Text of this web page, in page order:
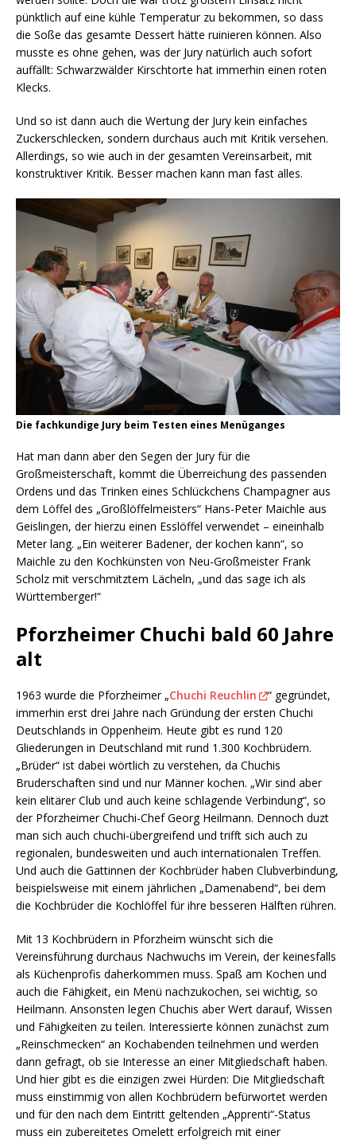
pünktlich auf eine kühle Temperatur zu bekommen, so dass
die Soße das gesamte Dessert hätte ruinieren können. Also
musste es ohne gehen, was der Jury natürlich auch sofort
auffällt: Schwarzwälder Kirschtorte hat immerhin einen roten
Klecks.
Und so ist dann auch die Wertung der Jury kein einfaches
Zuckerschlecken, sondern durchaus auch mit Kritik versehen.
Allerdings, so wie auch in der gesamten Vereinsarbeit, mit
konstruktiver Kritik. Besser machen kann man fast alles.
Die fachkundige Jury beim Testen eines Menüganges
Hat man dann aber den Segen der Jury für die
Großmeisterschaft, kommt die Überreichung des passenden
Ordens und das Trinken eines Schlückchens Champagner aus
dem Löffel des „Großlöffelmeisters“ Hans-Peter Maichle aus
Geislingen, der hierzu einen Esslöffel verwendet – eineinhalb
Meter lang. „Ein weiterer Badener, der kochen kann“, so
Maichle zu den Kochkünsten von Neu-Großmeister Frank
Scholz mit verschmitztem Lächeln, „und das sage ich als
Württemberger!“
Pforzheimer Chuchi bald 60 Jahre
alt
1963 wurde die Pforzheimer „Chuchi Reuchlin
“ gegründet,
immerhin erst drei Jahre nach Gründung der ersten Chuchi
Deutschlands in Oppenheim. Heute gibt es rund 120
Gliederungen in Deutschland mit rund 1.300 Kochbrüdern.
„Brüder“ ist dabei wörtlich zu verstehen, da Chuchis
Bruderschaften sind und nur Männer kochen. „Wir sind aber
kein elitärer Club und auch keine schlagende Verbindung“, so
der Pforzheimer Chuchi-Chef Georg Heilmann. Dennoch duzt
man sich auch chuchi-übergreifend und trifft sich auch zu
regionalen, bundesweiten und auch internationalen Treffen.
Und auch die Gattinnen der Kochbrüder haben Clubverbindung,
beispielsweise mit einem jährlichen „Damenabend“, bei dem
die Kochbrüder die Kochlöffel für ihre besseren Hälften rühren.
Mit 13 Kochbrüdern in Pforzheim wünscht sich die
Vereinsführung durchaus Nachwuchs im Verein, der keinesfalls
als Küchenprofis daherkommen muss. Spaß am Kochen und
auch die Fähigkeit, ein Menü nachzukochen, sei wichtig, so
Heilmann. Ansonsten legen Chuchis aber Wert darauf, Wissen
und Fähigkeiten zu teilen. Interessierte können zunächst zum
„Reinschmecken“ an Kochabenden teilnehmen und werden
dann gefragt, ob sie Interesse an einer Mitgliedschaft haben.
Und hier gibt es die einzigen zwei Hürden: Die Mitgliedschaft
muss einstimmig von allen Kochbrüdern befürwortet werden
und für den nach dem Eintritt geltenden „Apprenti“-Status
muss ein zubereitetes Omelett erfolgreich mit einer